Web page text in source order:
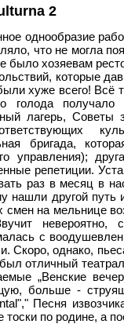
2
однообразие
что не могла
было хозяевам
которые
хуже всего! Всё
голода
лагерь, Советы
бригада,
управления);
репетиции.
раз в месяц в
нашли другой путь
смен на мельнице
невероятно,
с
Скоро, однако,
отличный
„Венские
больше -
Песня
тоски по родине, а